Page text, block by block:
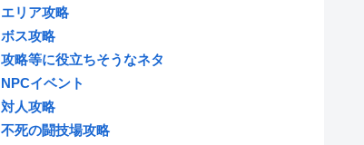
エリア攻略
ボス攻略
攻略等に役立ちそうなネタ
NPCイベント
対人攻略
不死の闘技場攻略